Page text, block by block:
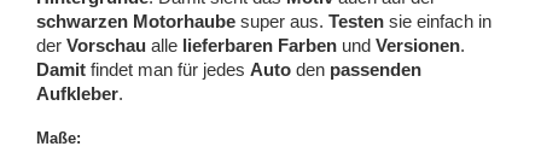
schwarzen Motorhaube super aus. Testen sie einfach in
der Vorschau alle lieferbaren Farben und Versionen.
Damit findet man für jedes Auto den passenden
Aufkleber.
Maße: